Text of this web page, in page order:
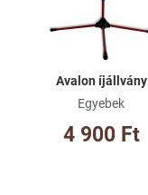
Avalon íjállvány
Egyebek
4 900 Ft